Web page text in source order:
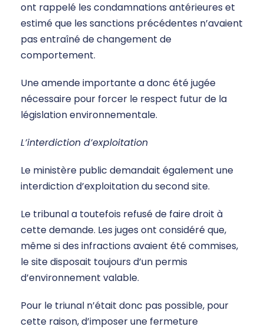
ont rappelé les condamnations antérieures et
estimé que les sanctions précédentes n’avaient
pas entraîné de changement de
comportement.
Une amende importante a donc été jugée
nécessaire pour forcer le respect futur de la
législation environnementale.
L’interdiction d’exploitation
Le ministère public demandait également une
interdiction d’exploitation du second site.
Le tribunal a toutefois refusé de faire droit à
cette demande. Les juges ont considéré que,
même si des infractions avaient été commises,
le site disposait toujours d’un permis
d’environnement valable.
Pour le triunal n’était donc pas possible, pour
cette raison, d’imposer une fermeture